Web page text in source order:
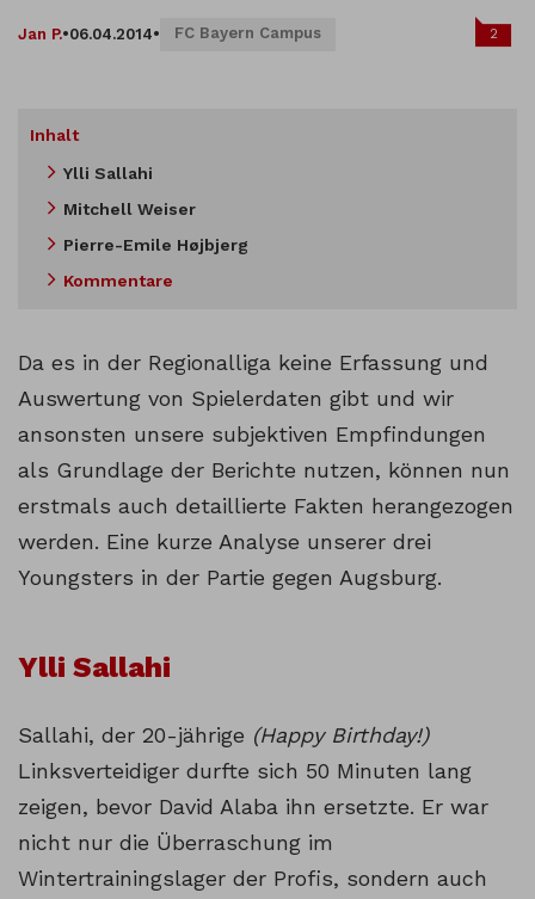
Jan P.•06.04.2014• FC Bayern Campus 2
Inhalt
Ylli Sallahi
Mitchell Weiser
Pierre-Emile Højbjerg
Kommentare
Da es in der Regionalliga keine Erfassung und
Auswertung von Spielerdaten gibt und wir
ansonsten unsere subjektiven Empfindungen
als Grundlage der Berichte nutzen, können nun
erstmals auch detaillierte Fakten herangezogen
werden. Eine kurze Analyse unserer drei
Youngsters in der Partie gegen Augsburg.
Ylli Sallahi
Sallahi, der 20-jährige (Happy Birthday!)
Linksverteidiger durfte sich 50 Minuten lang
zeigen, bevor David Alaba ihn ersetzte. Er war
nicht nur die Überraschung im
Wintertrainingslager der Profis, sondern auch